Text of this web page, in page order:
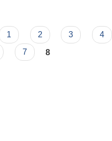
1 2 3
4
7 8